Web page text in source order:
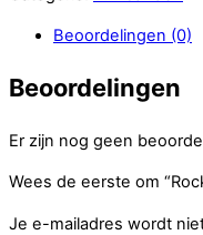
Beoordelingen (0)
Beoordelingen
Er zijn nog geen
Wees de eerste om
Je e-mailadres wordt